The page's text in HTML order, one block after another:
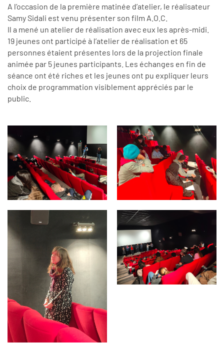
A l’occasion de la première matinée d’atelier, le réalisateur
Samy Sidali est venu présenter son film A.O.C.
Il a mené un atelier de réalisation avec eux les après-midi.
19 jeunes ont participé à l’atelier de réalisation et 65
personnes étaient présentes lors de la projection finale
animée par 5 jeunes participants. Les échanges en fin de
séance ont été riches et les jeunes ont pu expliquer leurs
choix de programmation visiblement appréciés par le
public.